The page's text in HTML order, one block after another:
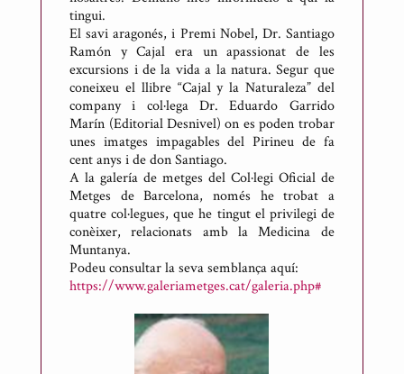
R
i
c
a
r
t
d
e
M
s
o
n
tingui.
El savi aragonés, i Premi Nobel, Dr. Santiago
Ramón y Cajal era un apassionat de les
excursions i de la vida a la natura. Segur que
coneixeu el llibre “Cajal y la Naturaleza” del
company i col·lega Dr. Eduardo Garrido
Marín (Editorial Desnivel) on es poden trobar
unes imatges impagables del Pirineu de fa
cent anys i de don Santiago.
A la galería de metges del Col·legi Oficial de
Metges de Barcelona, només he trobat a
quatre col·legues, que he tingut el privilegi de
conèixer, relacionats amb la Medicina de
Muntanya.
Podeu consultar la seva semblança aquí:
https://www.galeriametges.cat/galeria.php#